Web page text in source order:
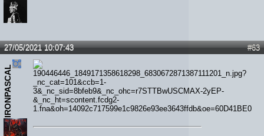
#63
27/05/2021 10:07:43
IRONPASCAL